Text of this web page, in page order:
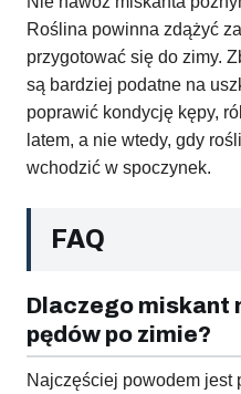
Roślina powinna zdążyć
przygotować się do zimy.
są bardziej podatne na
poprawić kondycję kępy,
latem, a nie wtedy, gdy
wchodzić w spoczynek.
FAQ
Dlaczego miskant
pędów po zimie?
Najczęściej powodem jest